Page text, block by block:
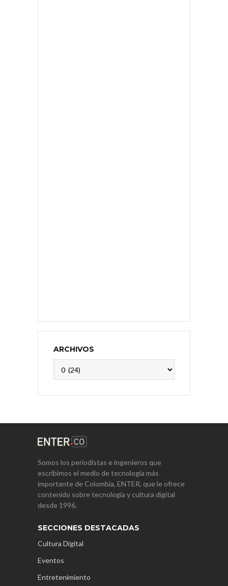
ARCHIVOS
Somos los periodistas e ingenieros que
escribimos el medio de tecnología más
importante de Colombia, ENTER, que le ofrece
contenido sobre tecnología y cultura digital
desde 1996.
SECCIONES DESTACADAS
Cultura Digital
Eventos
Entretenimiento